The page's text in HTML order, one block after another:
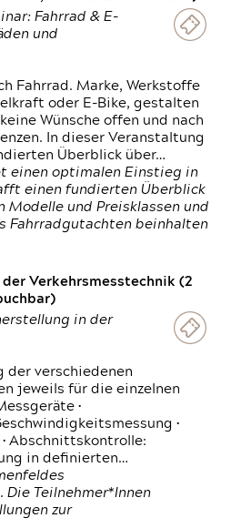
Fahrrad & E-
und
Fahrrad. Marke, Werkstoffe
oder E-Bike, gestalten
Wünsche offen und nach
In dieser Veranstaltung
Überblick über…
einen optimalen Einstieg in
einen fundierten Überblick
Modelle und Preisklassen und
Fahrradgutachten beinhalten
Verkehrsmesstechnik (2
in der
der verschiedenen
jeweils für die einzelnen
•
•
Abschnittskontrolle:
in definierten…
Die Teilnehmer*Innen
zur